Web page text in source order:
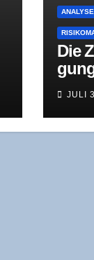
ANALYSE
Die
nur
JULI